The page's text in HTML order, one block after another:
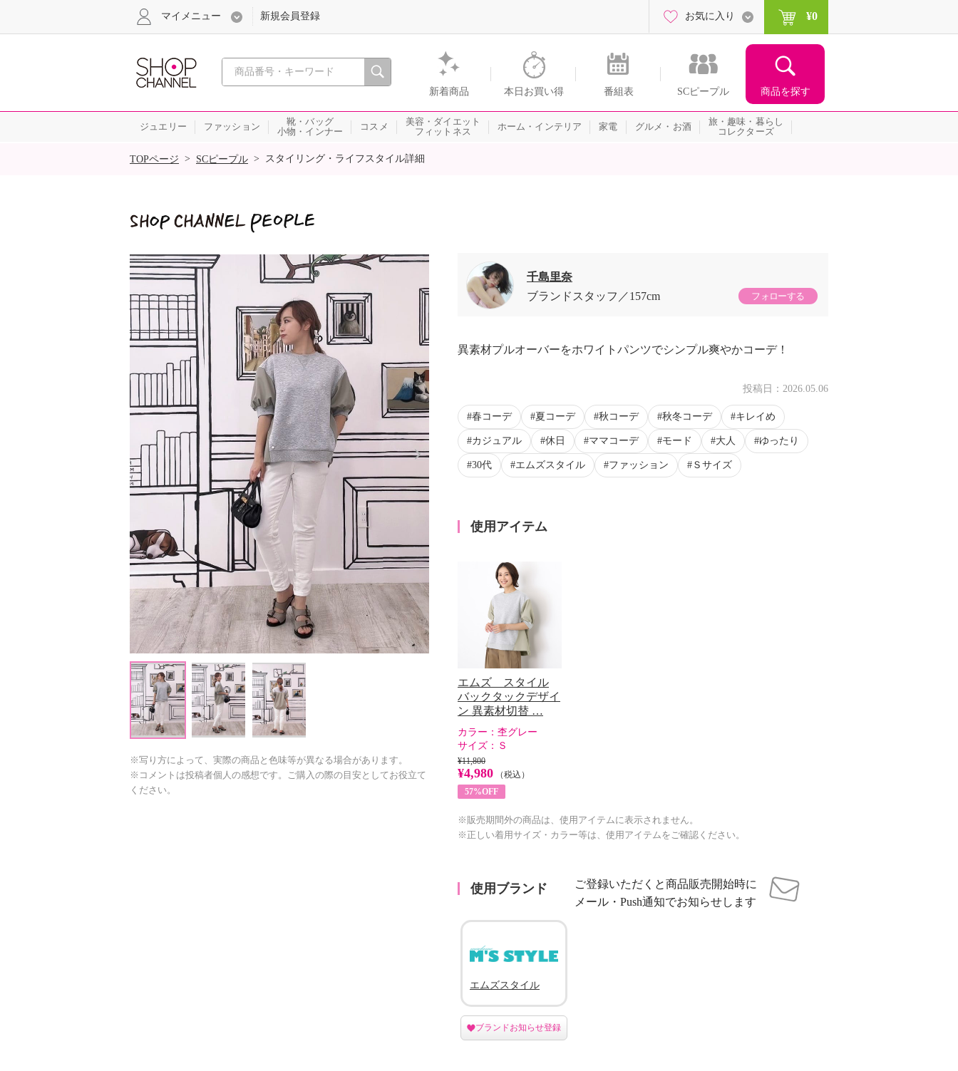
心おどる、瞬間を。通販・テレビショッピングのショップチャンネル
新着商品 本日お買い得 番組表 SCピープル 商品を探す
マイメニュー 新規会員登録 お気に入り ¥0
ジュエリー ファッション
靴・バッグ
小物・インナー
コスメ
美容・ダイエット
フィットネス
ホーム・インテリア 家電 グルメ・お酒
旅・趣味・暮らし
コレクターズ
SALE
TOPページ > SCピープル > スタイリング・ライフスタイル詳細
Next
※写り方によって、実際の商品と色味等が異なる場合があります。
※コメントは投稿者個人の感想です。ご購入の際の目安としてお役立て
ください。
千島里奈
ブランドスタッフ
157cm フォローする
異素材プルオーバーをホワイトパンツでシンプル爽やかコーデ！
投稿日： 2026.05.06
春コーデ 夏コーデ 秋コーデ 秋冬コーデ キレイめ
カジュアル 休日 ママコーデ モード 大人 ゆったり
30代 エムズスタイル ファッション Ｓサイズ
使用アイテム
エムズ スタイル
バックタックデザイ
ン 異素材切替 …
カラー： 杢グレー
サイズ： Ｓ
¥11,800
¥4,980
（税込）
57%OFF
※販売期間外の商品は、使用アイテムに表示されません。
※正しい着用サイズ・カラー等は、使用アイテムをご確認ください。
使用ブランド
ご登録いただくと商品販売開始時に
メール・Push通知でお知らせします
エムズスタイル
ブランドお知らせ登録